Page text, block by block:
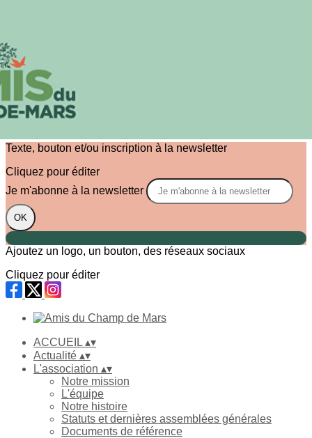
Menu
Images de la page d'accueil
Texte, bouton et/ou inscription à la newsletter
Cliquez pour éditer
Je m'abonne à la newsletter
OK
Ajoutez un logo, un bouton, des réseaux sociaux
Cliquez pour éditer
ACCUEIL ▴▾
Actualité ▴▾
L'association ▴▾
Notre mission
L'équipe
Notre histoire
Statuts et dernières assemblées générales
Documents de référence